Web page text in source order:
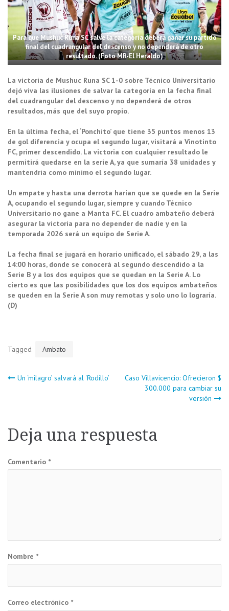
Para que Mushuc Runa SC salve la categoría deberá ganar su partido
final del cuadrangular del descenso y no dependerá de otro
resultado. (Foto MR-El Heraldo)
La victoria de Mushuc Runa SC 1-0 sobre Técnico Universitario
dejó viva las ilusiones de salvar la categoría en la fecha final
del cuadrangular del descenso y no dependerá de otros
resultados, más que del suyo propio.
En la última fecha, el ‘Ponchito’ que tiene 35 puntos menos 13
de gol diferencia y ocupa el segundo lugar, visitará a Vinotinto
FC, primer descendido. La victoria con cualquier resultado le
permitirá quedarse en la serie A, ya que sumaría 38 unidades y
mantendría como mínimo el segundo lugar.
Un empate y hasta una derrota harían que se quede en la Serie
A, ocupando el segundo lugar, siempre y cuando Técnico
Universitario no gane a Manta FC. El cuadro ambateño deberá
asegurar la victoria para no depender de nadie y en la
temporada 2026 será un equipo de Serie A.
La fecha final se jugará en horario unificado, el sábado 29, a las
14:00 horas, donde se conocerá al segundo descendido a la
Serie B y a los dos equipos que se quedan en la Serie A. Lo
cierto es que las posibilidades que los dos equipos ambateños
se queden en la Serie A son muy remotas y solo uno lo lograría.
(D)
Tagged Ambato
Navegación
entradas
Un ‘milagro’ salvará al ‘Rodillo’
Caso Villavicencio: Ofrecieron $
300.000 para cambiar su
versión
Deja una respuesta
Comentario *
Nombre *
Correo electrónico *